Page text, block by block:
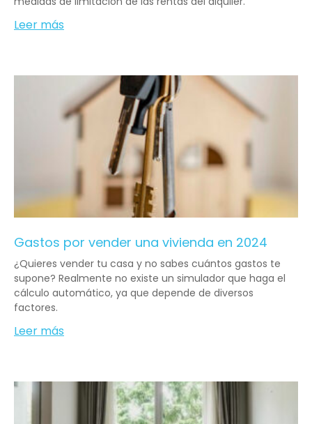
Leer más
Gastos por vender una vivienda en 2024
¿Quieres vender tu casa y no sabes cuántos gastos te
supone? Realmente no existe un simulador que haga el
cálculo automático, ya que depende de diversos
factores.
Leer más